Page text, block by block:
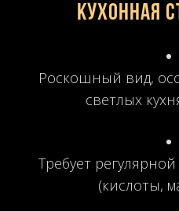
Кухонная
Роскошный вид,
светлых
Требует
(кислоты,